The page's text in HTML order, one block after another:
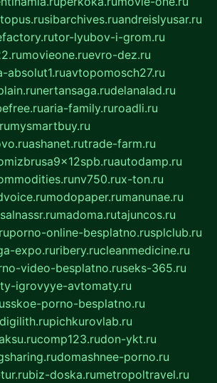
sibarchives.ruandreislyusar.ru
tor-lyubov-i-grom.ru
movieone.ruevro-dez.ru
absolut1.ruavtopomosch27.ru
nertansaga.rudelanalad.ru
aria-family.ruroadli.ru
mysmartbuy.ru
ashanet.rutrade-farm.ru
autodamp.ru
nv750.rux-ton.ru
modopaper.rumanunae.ru
madoma.rutajuncos.ru
porno-online-besplatno.rusplclub.ru
expo.ruribery.rucleanmedicine.ru
video-besplatno.ruseks-365.ru
igrovyye-avtomaty.ru
porno-besplatno.ru
digilith.rupichkurovlab.ru
comp123.rudon-ykt.ru
domashnee-porno.ru
biz-doska.rumetropoltravel.ru